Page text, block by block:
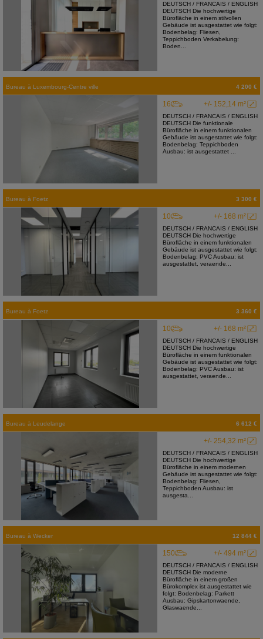
DEUTSCH / FRANCAIS / ENGLISH
DEUTSCH Die hochwertige
Bürofläche in einem stilvollen
Gebäude ist ausgestattet wie folgt:
Bodenbelag: Fliesen,
Teppichboden Verkabelung:
Boden...
Bureau à Luxembourg-Centre ville 4 200 €
+/- 152,14 m²
16
DEUTSCH / FRANCAIS / ENGLISH
DEUTSCH Die funktionale
Bürofläche in einem funktionalen
Gebäude ist ausgestattet wie folgt:
Bodenbelag: Teppichboden
Ausbau: ist ausgestattet ...
Bureau à Foetz 3 300 €
+/- 168 m²
10
DEUTSCH / FRANCAIS / ENGLISH
DEUTSCH Die hochwertige
Bürofläche in einem funktionalen
Gebäude ist ausgestattet wie folgt:
Bodenbelag: PVC Ausbau: ist
ausgestattet, veraende...
Bureau à Foetz 3 360 €
+/- 168 m²
10
DEUTSCH / FRANCAIS / ENGLISH
DEUTSCH Die hochwertige
Bürofläche in einem funktionalen
Gebäude ist ausgestattet wie folgt:
Bodenbelag: PVC Ausbau: ist
ausgestattet, veraende...
Bureau à Leudelange 6 612 €
+/- 254,32 m²
DEUTSCH / FRANCAIS / ENGLISH
DEUTSCH Die hochwertige
Bürofläche in einem modernen
Gebäude ist ausgestattet wie folgt:
Bodenbelag: Fliesen,
Teppichboden Ausbau: ist
ausgesta...
Bureau à Wecker 12 844 €
+/- 494 m²
150
DEUTSCH / FRANCAIS / ENGLISH
DEUTSCH Die moderne
Bürofläche in einem großen
Bürokomplex ist ausgestattet wie
folgt: Bodenbelag: Parkett
Ausbau: Gipskartonwaende,
Glaswaende...